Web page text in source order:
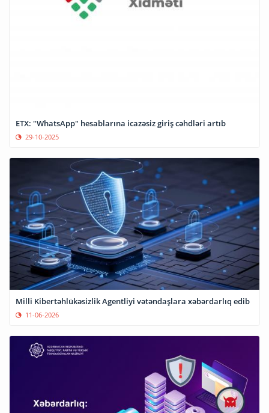
ETX: "WhatsApp" hesablarına icazəsiz giriş cəhdləri artıb
29-10-2025
Milli Kibertəhlükəsizlik Agentliyi vətəndaşlara xəbərdarlıq edib
11-06-2026